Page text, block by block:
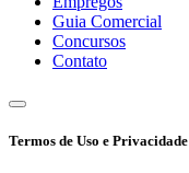
Guia Comercial
Concursos
Contato
Termos de Uso e Privacidade